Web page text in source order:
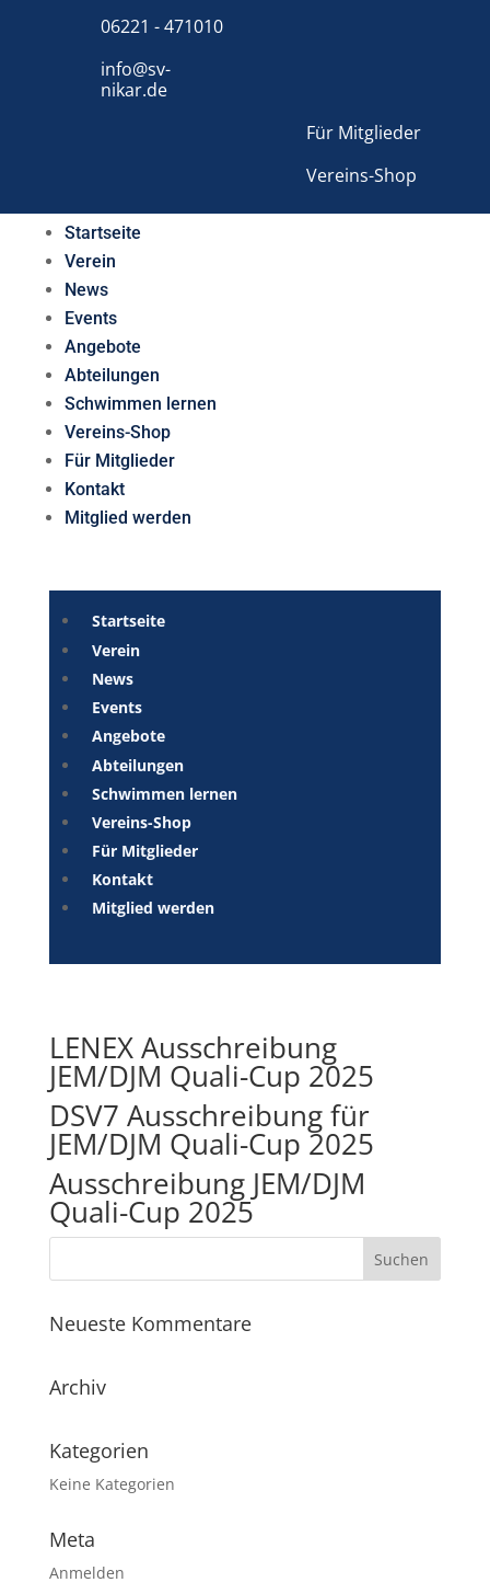
06221 - 471010
info@sv-
nikar.de
Für Mitglieder
Vereins-Shop
Startseite
Verein
News
Events
Angebote
Abteilungen
Schwimmen lernen
Vereins-Shop
Für Mitglieder
Kontakt
Mitglied werden
Startseite
Verein
News
Events
Angebote
Abteilungen
Schwimmen lernen
Vereins-Shop
Für Mitglieder
Kontakt
Mitglied werden
LENEX Ausschreibung
JEM/DJM Quali-Cup 2025
DSV7 Ausschreibung für
JEM/DJM Quali-Cup 2025
Ausschreibung JEM/DJM
Quali-Cup 2025
Neueste Kommentare
Archiv
Kategorien
Keine Kategorien
Meta
Anmelden